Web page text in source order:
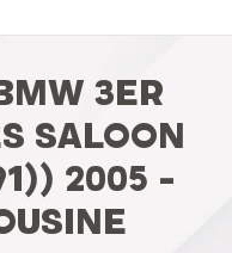
3ER
SALOON
2005 -